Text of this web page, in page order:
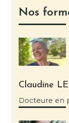
Nos
Claudine
Docteure en